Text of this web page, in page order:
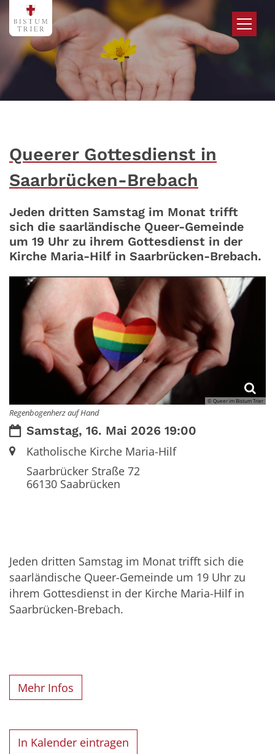
Zum Inhalt springen
Queerer Gottesdienst in
Saarbrücken-Brebach
Jeden dritten Samstag im Monat trifft
sich die saarländische Queer-Gemeinde
um 19 Uhr zu ihrem Gottesdienst in der
Kirche Maria-Hilf in Saarbrücken-Brebach.
© Queer im Bistum Trier
Regenbogenherz auf Hand
Datum:
Samstag, 16. Mai 2026 19:00
Ort:Katholische Kirche Maria-Hilf
Saarbrücker Straße 72
66130Saabrücken
Jeden dritten Samstag im Monat trifft sich die
saarländische Queer-Gemeinde um 19 Uhr zu
ihrem Gottesdienst in der Kirche Maria-Hilf in
Saarbrücken-Brebach.
Mehr Infos
In Kalender eintragen